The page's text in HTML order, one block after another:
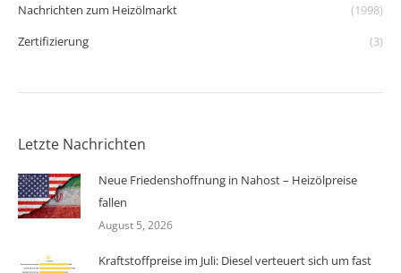
Nachrichten zum Heizölmarkt
(1998)
Zertifizierung
(3)
Letzte Nachrichten
Neue Friedenshoffnung in Nahost – Heizölpreise
fallen
August 5, 2026
Kraftstoffpreise im Juli: Diesel verteuert sich um fast